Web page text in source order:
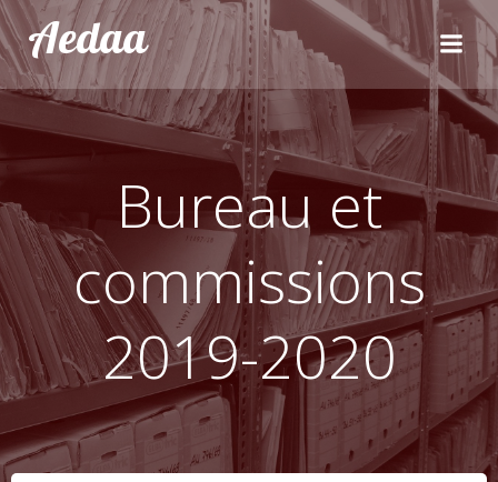
Aller
au
contenu
Aedaa
Bureau et
commissions
2019-2020